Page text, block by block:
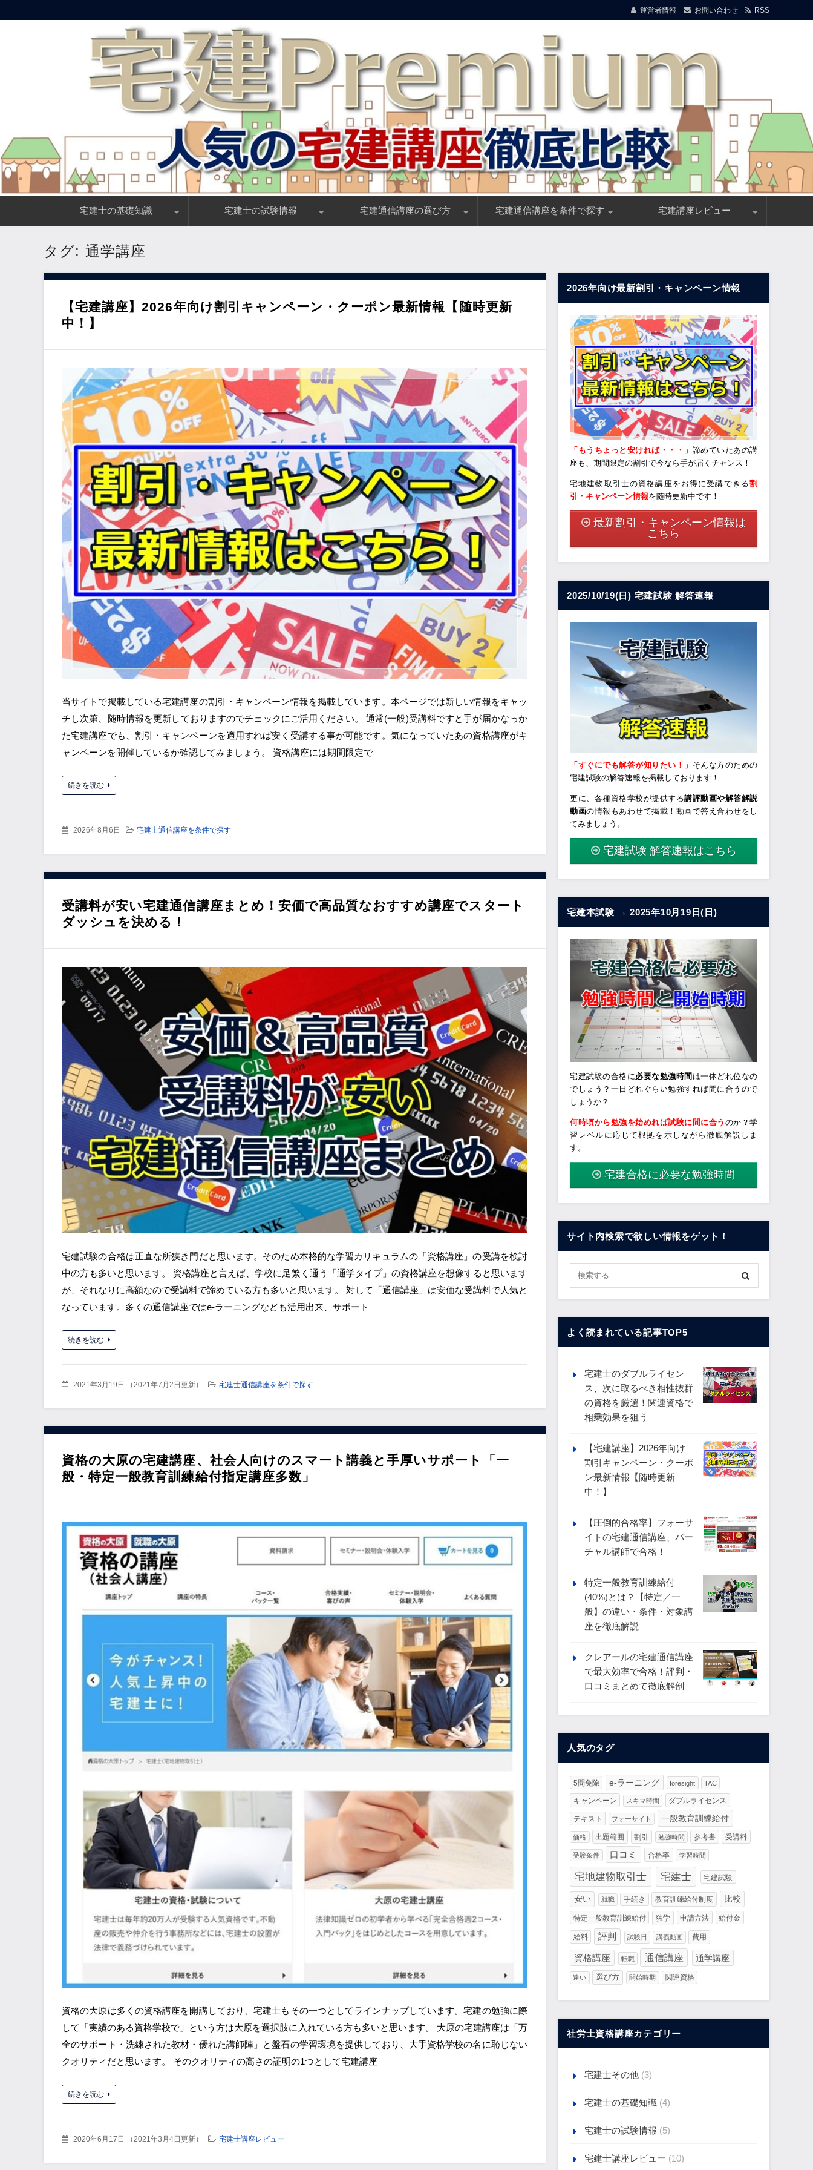
運営者情報 お問い合わせ RSS
宅建プレミアム
人気の宅建講座比較ランキング
宅建士の基礎知識 宅建士の試験情報 宅建通信講座の選び方 宅建通信講座を条件で探す 宅建講座レビュー
タグ: 通学講座
【宅建講座】2026年向け割引キャンペーン・クーポン最新情報【随時更新
中！】
当サイトで掲載している宅建講座の割引・キャンペーン情報を掲載しています。本ページでは新しい情報をキャッ
チし次第、随時情報を更新しておりますのでチェックにご活用ください。 通常(一般)受講料ですと手が届かなっか
た宅建講座でも、割引・キャンペーンを適用すれば安く受講する事が可能です。気になっていたあの資格講座がキ
ャンペーンを開催しているか確認してみましょう。 資格講座には期間限定で
続きを読む
2026年8月6日 宅建士通信講座を条件で探す
受講料が安い宅建通信講座まとめ！安価で高品質なおすすめ講座でスタート
ダッシュを決める！
宅建試験の合格は正直な所狭き門だと思います。そのため本格的な学習カリキュラムの「資格講座」の受講を検討
中の方も多いと思います。 資格講座と言えば、学校に足繁く通う「通学タイプ」の資格講座を想像すると思います
が、それなりに高額なので受講料で諦めている方も多いと思います。 対して「通信講座」は安価な受講料で人気と
なっています。多くの通信講座ではe-ラーニングなども活用出来、サポート
続きを読む
2021年3月19日 （ 2021年7月2日更新） 宅建士通信講座を条件で探す
資格の大原の宅建講座、社会人向けのスマート講義と手厚いサポート「一
般・特定一般教育訓練給付指定講座多数」
資格の大原は多くの資格講座を開講しており、宅建士もその一つとしてラインナップしています。宅建の勉強に際
して「実績のある資格学校で」という方は大原を選択肢に入れている方も多いと思います。 大原の宅建講座は「万
全のサポート・洗練された教材・優れた講師陣」と盤石の学習環境を提供しており、大手資格学校の名に恥じない
クオリティだと思います。 そのクオリティの高さの証明の1つとして宅建講座
続きを読む
2020年6月17日 （ 2021年3月4日更新） 宅建士講座レビュー
2026年向け最新割引・キャンペーン情報
「もうちょっと安ければ・・・」 諦めていたあの講
座も、期間限定の割引で今なら手が届くチャンス！
宅地建物取引士の資格講座をお得に受講できる割
引・キャンペーン情報を随時更新中です！
最新割引・キャンペーン情報は
こちら
2025/10/19(日) 宅建試験 解答速報
「すぐにでも解答が知りたい！」 そんな方のための
宅建試験の解答速報を掲載しております！
更に、各種資格学校が提供する講評動画や解答解説
動画の情報もあわせて掲載！動画で答え合わせをし
てみましょう。
宅建試験 解答速報はこちら
宅建本試験 → 2025年10月19日(日)
宅建試験の合格に必要な勉強時間 は一体どれ位なの
でしょう？一日どれぐらい勉強すれば間に合うので
しょうか？
何時頃から勉強を始めれば試験に間に合う のか？学
習レベルに応じて根拠を示しながら徹底解説しま
す。
宅建合格に必要な勉強時間
サイト内検索で欲しい情報をゲット！
よく読まれている記事TOP5
宅建士のダブルライセン
ス、次に取るべき相性抜群
の資格を厳選！関連資格で
相乗効果を狙う
【宅建講座】2026年向け
割引キャンペーン・クーポ
ン最新情報【随時更新
中！】
【圧倒的合格率】フォーサ
イトの宅建通信講座、バー
チャル講師で合格！
特定一般教育訓練給付
(40%)とは？【特定／一
般】の違い・条件・対象講
座を徹底解説
クレアールの宅建通信講座
で最大効率で合格！評判・
口コミまとめて徹底解剖
人気のタグ
5問免除 e-ラーニング foresight TAC
キャンペーン スキマ時間 ダブルライセンス
テキスト フォーサイト 一般教育訓練給付
価格 出題範囲 割引 勉強時間 参考書 受講料
受験条件 口コミ 合格率 学習時間
宅地建物取引士 宅建士 宅建試験
安い 就職 手続き 教育訓練給付制度 比較
特定一般教育訓練給付 独学 申請方法 給付金
給料 評判 試験日 講義動画 費用
資格講座 転職 通信講座 通学講座
違い 選び方 開始時期 関連資格
社労士資格講座カテゴリー
宅建士その他 (3)
宅建士の基礎知識 (4)
宅建士の試験情報 (5)
宅建士講座レビュー (10)